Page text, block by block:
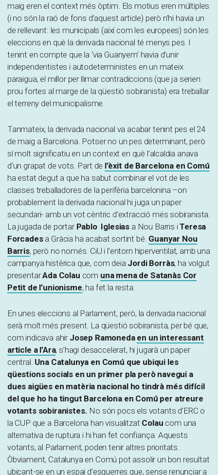
maig eren el context més òptim. Els motius eren múltiples
(i no són la raó de fons d’aquest article) però n’hi havia un
de rellevant: les municipals (així com les europees) són les
eleccions en què la derivada nacional té menys pes. I
tenint en compte que la ‘via Guanyem’ havia d’unir
independentistes i autodeterministes en un mateix
paraigua, el millor per llimar contradiccions (que ja serien
prou fortes al marge de la qüestió sobiranista) era treballar
el terreny del municipalisme.
Tanmateix, la derivada nacional va acabar tenint pes el 24
de maig a Barcelona. Potser no un pes determinant, però
sí molt significatiu en un context en què l’alcaldia anava
d’un grapat de vots. Part de l’èxit de Barcelona en Comú
ha estat degut a que ha sabut combinar el vot de les
classes treballadores de la perifèria barcelonina –on
probablement la derivada nacional hi juga un paper
secundari- amb un vot cèntric d’extracció més sobiranista.
La jugada de portar Pablo Iglesias a Nou Barris iTeresa
Forcadesa Gràcia ha acabat sortint bé. Guanyar Nou
Barris, però no només. CiU i l’entorn hiperventilat, amb una
campanya histèrica que, com deia Jordi Borràs, ha volgut
presentarAda Colau com una mena de Satanàs Cor
Petit de l’unionisme, ha fet la resta.
En unes eleccions al Parlament, però, la derivada nacional
serà molt més present. La qüestió sobiranista, per bé que,
com indicava ahirJosep Ramoneda en un interessant
article a l’Ara, s’hagi desaccelerat, hi jugarà un paper
central. Una Catalunya en Comú que ubiqui les
qüestions socials en un primer pla però navegui a
dues aigües en matèria nacional ho tindrà més difícil
del que ho ha tingut Barcelona en Comú per atreure
votants sobiranistes. No són pocs els votants d’ERC o
la CUP que a Barcelona han visualitzat Colau com una
alternativa de ruptura i hi han fet confiança. Aquests
votants, al Parlament, poden tenir altres prioritats.
Òbviament, Catalunya en Comú pot assolir un bon resultat
ubicant-se en un espai d’esquerres que, sense renunciar a